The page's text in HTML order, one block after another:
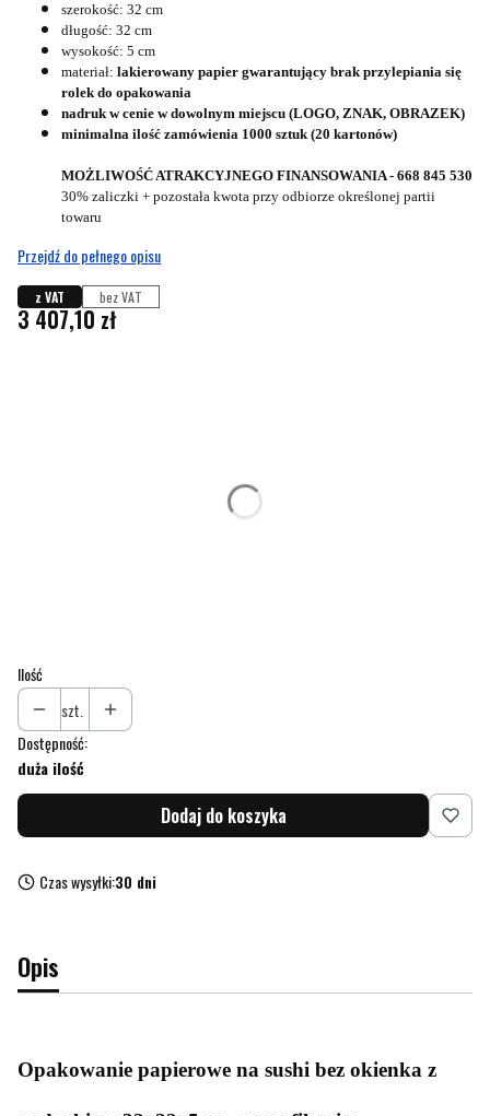
szerokość: 32 cm
długość: 32 cm
wysokość: 5 cm
materiał: lakierowany papier gwarantujący brak przylepiania się
rolek do opakowania
nadruk w cenie w dowolnym miejscu (LOGO, ZNAK, OBRAZEK)
minimalna ilość zamówienia 1000 sztuk (20 kartonów)
MOŻLIWOŚĆ ATRAKCYJNEGO FINANSOWANIA - 668 845 530
30% zaliczki + pozostała kwota przy odbiorze określonej partii
towaru
Przejdź do pełnego opisu
z VAT bez VAT
Cena
3 407,10 zł
Ilość
szt.
Dostępność:
duża ilość
Dodaj do koszyka
Czas wysyłki:30 dni
Opis
Opakowanie papierowe na sushi bez okienka z